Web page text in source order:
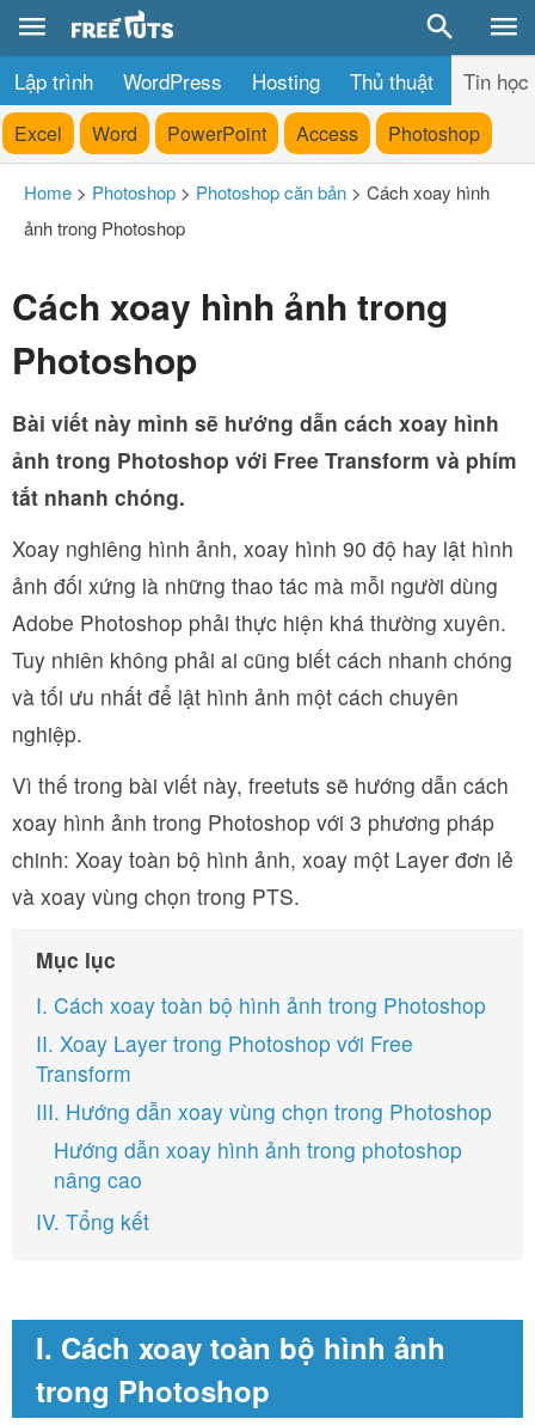
Lập trình WordPress Hosting Thủ thuật Tin học
Excel Word PowerPoint Access Photoshop
Home > Photoshop > Photoshop căn bản > Cách xoay hình
ảnh trong Photoshop
Cách xoay hình ảnh trong
Photoshop
Bài viết này mình sẽ hướng dẫn cách xoay hình
ảnh trong Photoshop với Free Transform và phím
tắt nhanh chóng.
Xoay nghiêng hình ảnh, xoay hình 90 độ hay lật hình
ảnh đối xứng là những thao tác mà mỗi người dùng
Adobe Photoshop phải thực hiện khá thường xuyên.
Tuy nhiên không phải ai cũng biết cách nhanh chóng
và tối ưu nhất để lật hình ảnh một cách chuyên
nghiệp.
Vì thế trong bài viết này, freetuts sẽ hướng dẫn cách
xoay hình ảnh trong Photoshop với 3 phương pháp
chinh: Xoay toàn bộ hình ảnh, xoay một Layer đơn lẻ
và xoay vùng chọn trong PTS.
Mục lục
I. Cách xoay toàn bộ hình ảnh trong Photoshop
II. Xoay Layer trong Photoshop với Free
Transform
III. Hướng dẫn xoay vùng chọn trong Photoshop
Hướng dẫn xoay hình ảnh trong photoshop
nâng cao
IV. Tổng kết
I. Cách xoay toàn bộ hình ảnh
trong Photoshop